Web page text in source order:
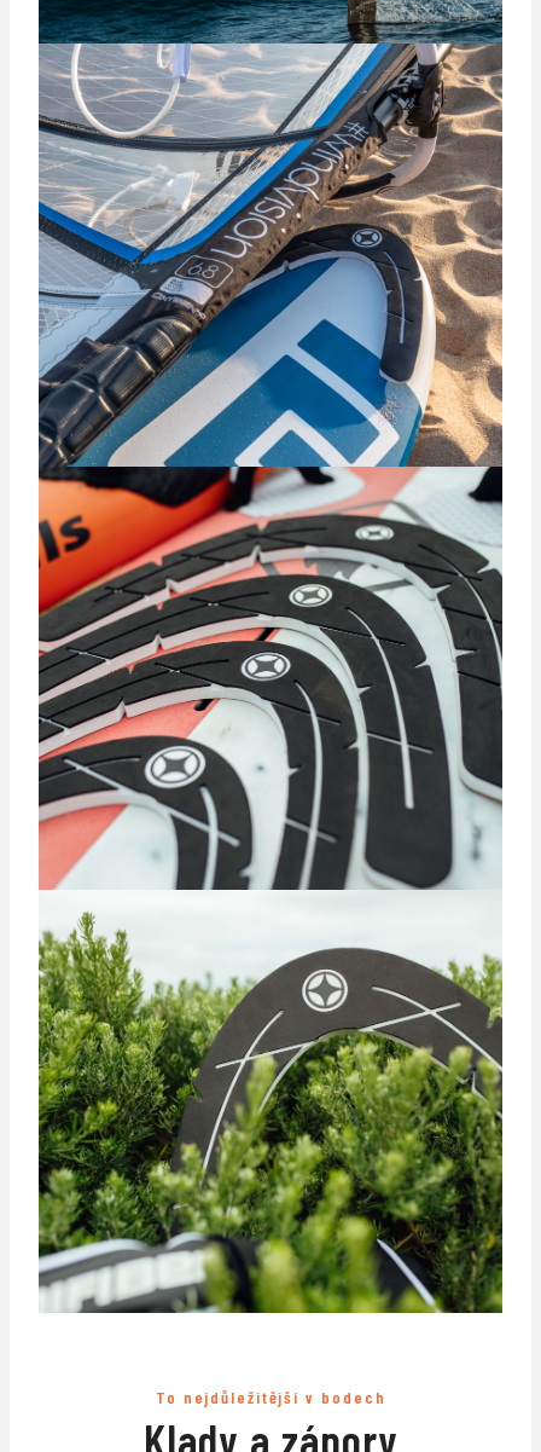
To nejdůležitější v bodech
Klady a zápory